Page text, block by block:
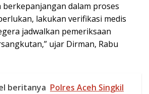
berkepanjangan dalam proses
lakukan verifikasi medis
jadwalkan pemeriksaan
ujar Dirman, Rabu
beritanya Polres Aceh Singkil